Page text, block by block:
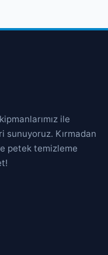
ile
sunuyoruz. Kırmadan
petek temizleme